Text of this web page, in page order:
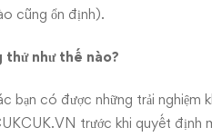
cũng ổn định).
thử như thế nào?
bạn có được những trải nghiệm
trước khi quyết định